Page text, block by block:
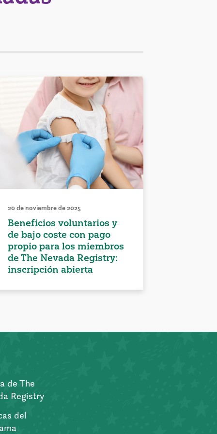
20 de noviembre de 2025
Beneficios voluntarios y
de bajo coste con pago
propio para los miembros
de The Nevada Registry:
inscripción abierta
de The
Registry
del